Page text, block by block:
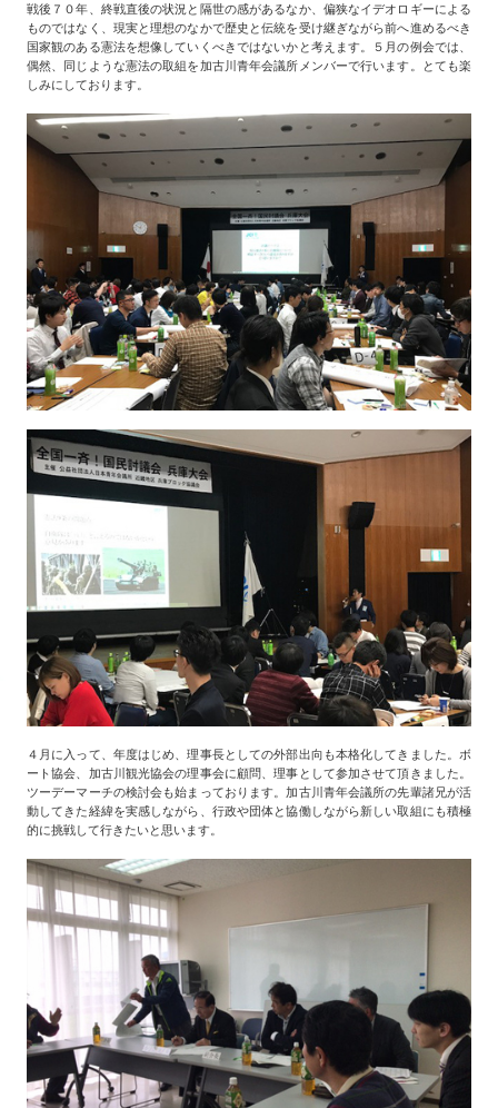
戦後７０年、終戦直後の状況と隔世の感があるなか、偏狭なイデオロギーによる
ものではなく、現実と理想のなかで歴史と伝統を受け継ぎながら前へ進めるべき
国家観のある憲法を想像していくべきではないかと考えます。５月の例会では、
偶然、同じような憲法の取組を加古川青年会議所メンバーで行います。とても楽
しみにしております。
４月に入って、年度はじめ、理事長としての外部出向も本格化してきました。ボ
ート協会、加古川観光協会の理事会に顧問、理事として参加させて頂きました。
ツーデーマーチの検討会も始まっております。加古川青年会議所の先輩諸兄が活
動してきた経緯を実感しながら、行政や団体と協働しながら新しい取組にも積極
的に挑戦して行きたいと思います。